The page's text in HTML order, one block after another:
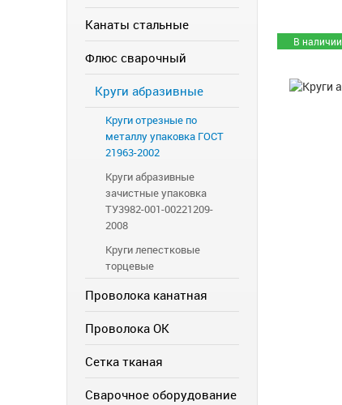
Канаты стальные
Флюс сварочный
Круги абразивные
Круги отрезные по
металлу упаковка ГОСТ
21963-2002
Круги абразивные
зачистные упаковка
ТУ3982-001-00221209-
2008
Круги лепестковые
торцевые
Проволока канатная
Проволока ОК
Сетка тканая
Сварочное оборудование
В наличии